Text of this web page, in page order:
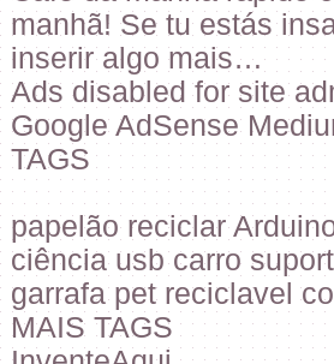
manhã! Se tu estás
inserir algo mais…
Ads disabled for site
Google AdSense
TAGS
papelão reciclar
ciência usb carro
garrafa pet reciclavel
MAIS TAGS